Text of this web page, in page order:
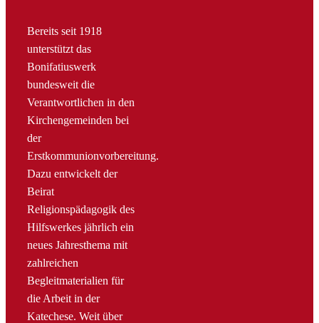
Bereits seit 1918
unterstützt das
Bonifatiuswerk
bundesweit die
Verantwortlichen in den
Kirchengemeinden bei
der
Erstkommunionvorbereitung.
Dazu entwickelt der
Beirat
Religionspädagogik des
Hilfswerkes jährlich ein
neues Jahresthema mit
zahlreichen
Begleitmaterialien für
die Arbeit in der
Katechese. Weit über